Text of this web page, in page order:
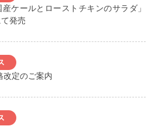
ケールとローストチキンのサラダ」
発売
改定のご案内